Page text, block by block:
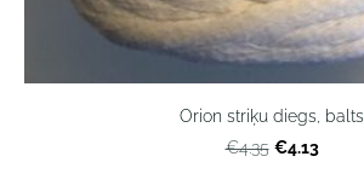
Orion striķu diegs, balts
€4.35 €4.13